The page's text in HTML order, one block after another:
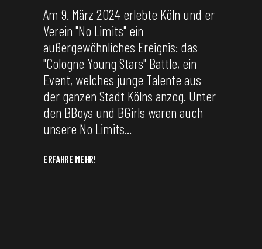
Am 9. März 2024 erlebte Köln und er
Verein "No Limits" ein
außergewöhnliches Ereignis: das
"Cologne Young Stars" Battle, ein
Event, welches junge Talente aus
der ganzen Stadt Kölns anzog. Unter
den BBoys und BGirls waren auch
unsere No Limits
ERFAHRE MEHR!